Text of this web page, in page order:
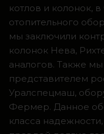
котлов и колонок,
отопительного
мы заключили
колонок Нева,
аналогов. Также
представителем
Уралспецмаш,
Фермер. Данное
класса